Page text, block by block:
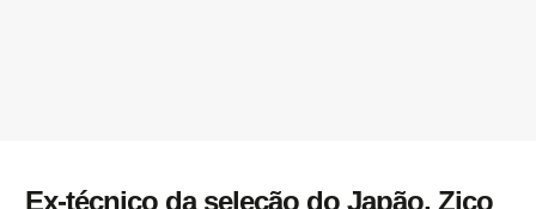
Ex-técnico da seleção do Japão, Zico